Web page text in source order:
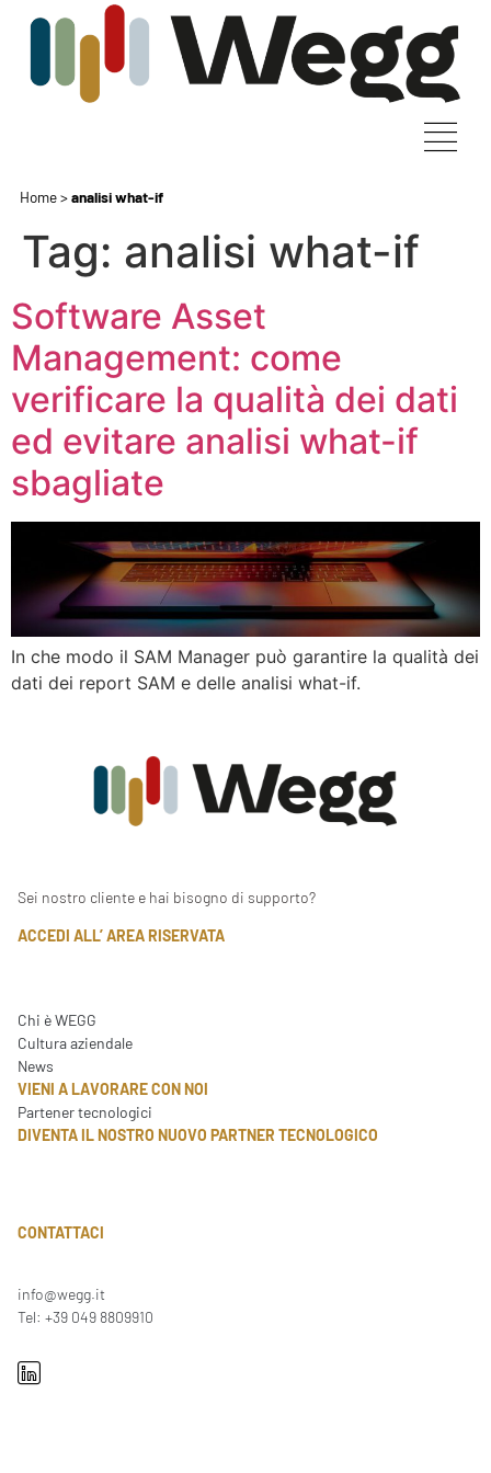
Home>analisi what-if
Tag: analisi what-if
Software Asset
Management: come
verificare la qualità dei dati
ed evitare analisi what-if
sbagliate
In che modo il SAM Manager può garantire la qualità dei
dati dei report SAM e delle analisi what-if.
Sei nostro cliente e hai bisogno di supporto?
ACCEDI ALL’ AREA RISERVATA
Chi è WEGG
Cultura aziendale
News
VIENI A LAVORARE CON NOI
Partener tecnologici
DIVENTA IL NOSTRO NUOVO PARTNER TECNOLOGICO
CONTATTACI
info@wegg.it
Tel: +39 049 8809910